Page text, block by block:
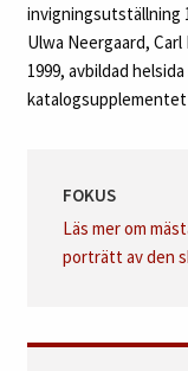
invigningsutställning
Ulwa Neergaard,
1999, avbildad
katalogsupplementet
FOKUS
Läs mer om
porträtt av den